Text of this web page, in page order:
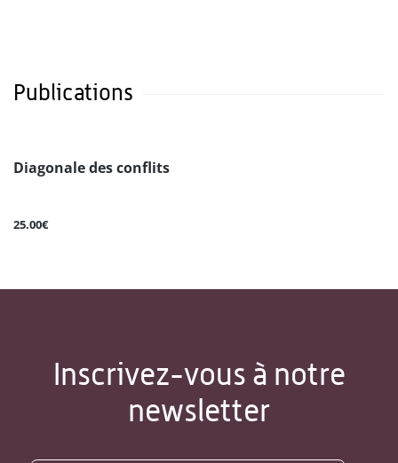
Publications
Diagonale des conflits
25.00€
Inscrivez-vous à notre
newsletter